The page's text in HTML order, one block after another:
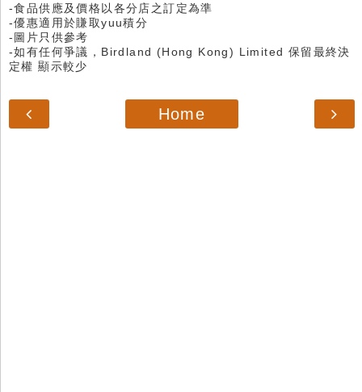
-食品供應及價格以各分店之訂定為準
-優惠適用於賺取yuu積分
-圖片只供參考
-如有任何爭議，Birdland (Hong Kong) Limited 保留最終決
定權 顯示較少
Home